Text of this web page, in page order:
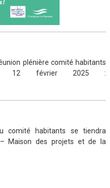
plénière comité habitants
du 12 février 2025 :
comité habitants se tiendra
– Maison des projets et de la